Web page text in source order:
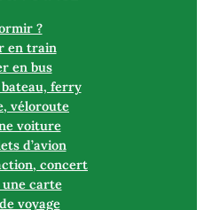
?
en train
en bus
ferry
véloroute
voiture
d’avion
concert
carte
voyage